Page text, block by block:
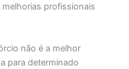
profissionais
não é a melhor
para determinado